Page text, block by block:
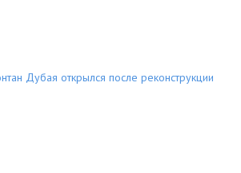
Дубая открылся после реконструкции